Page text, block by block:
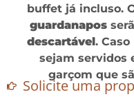
buffet já incluso.
guardanapos
descartável .
sejam servidos
garçom que
Solicite uma